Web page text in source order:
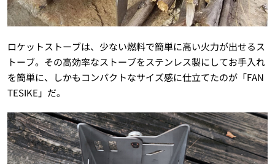
ロケットストーブは、少ない燃料で簡単に高い火力が出せるス
トーブ。その高効率なストーブをステンレス製にしてお手入れ
を簡単に、しかもコンパクトなサイズ感に仕立てたのが「FAN
TESIKE」だ。